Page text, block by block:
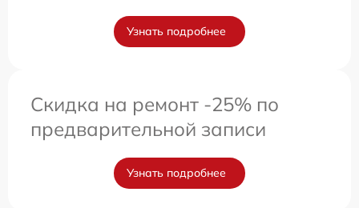
Узнать подробнее
Скидка на ремонт -25% по
предварительной записи
Узнать подробнее